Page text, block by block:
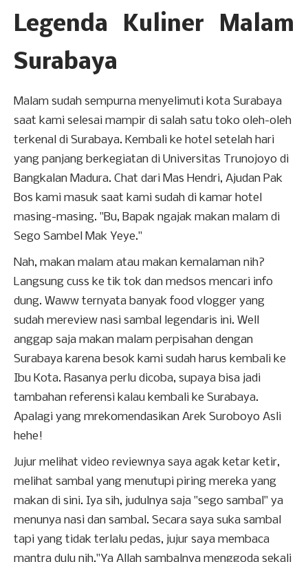
Legenda Kuliner Malam
Surabaya
Malam sudah sempurna menyelimuti kota Surabaya
saat kami selesai mampir di salah satu toko oleh-oleh
terkenal di Surabaya. Kembali ke hotel setelah hari
yang panjang berkegiatan di Universitas Trunojoyo di
Bangkalan Madura. Chat dari Mas Hendri, Ajudan Pak
Bos kami masuk saat kami sudah di kamar hotel
masing-masing. "Bu, Bapak ngajak makan malam di
Sego Sambel Mak Yeye."
Nah, makan malam atau makan kemalaman nih?
Langsung cuss ke tik tok dan medsos mencari info
dung. Waww ternyata banyak food vlogger yang
sudah mereview nasi sambal legendaris ini. Well
anggap saja makan malam perpisahan dengan
Surabaya karena besok kami sudah harus kembali ke
Ibu Kota. Rasanya perlu dicoba, supaya bisa jadi
tambahan referensi kalau kembali ke Surabaya.
Apalagi yang mrekomendasikan Arek Suroboyo Asli
hehe!
Jujur melihat video reviewnya saya agak ketar ketir,
melihat sambal yang menutupi piring mereka yang
makan di sini. Iya sih, judulnya saja "sego sambal" ya
menunya nasi dan sambal. Secara saya suka sambal
tapi yang tidak terlalu pedas, jujur saya membaca
mantra dulu nih."Ya Allah sambalnya menggoda sekali